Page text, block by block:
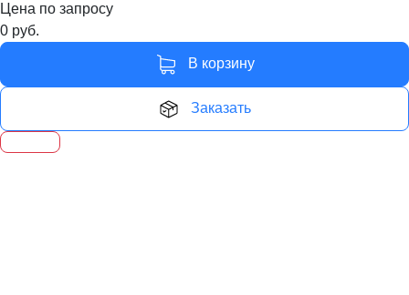
Цена по запросу
0 руб.
В корзину
Заказать